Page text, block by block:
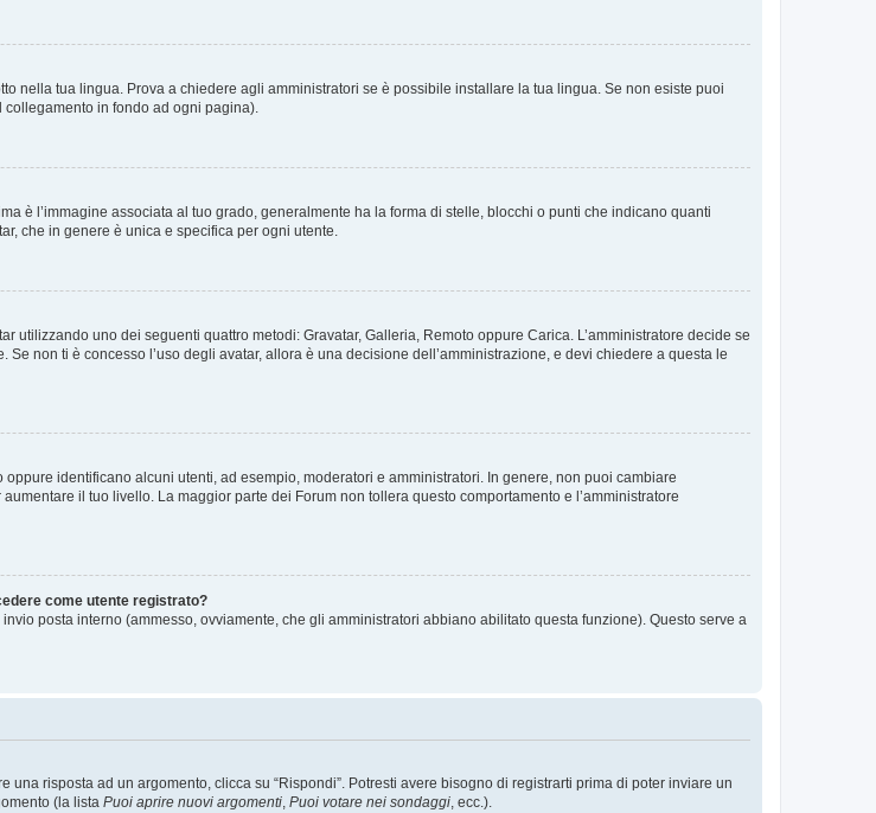
nella tua lingua. Prova a chiedere agli amministratori se è possibile installare la tua lingua. Se non esiste puoi
in fondo ad ogni pagina).
è l’immagine associata al tuo grado, generalmente ha la forma di stelle, blocchi o punti che indicano quanti
che in genere è unica e specifica per ogni utente.
utilizzando uno dei seguenti quattro metodi: Gravatar, Galleria, Remoto oppure Carica. L’amministratore decide se
non ti è concesso l’uso degli avatar, allora è una decisione dell’amministrazione, e devi chiedere a questa le
identificano alcuni utenti, ad esempio, moderatori e amministratori. In genere, non puoi cambiare
il tuo livello. La maggior parte dei Forum non tollera questo comportamento e l’amministratore
come utente registrato?
posta interno (ammesso, ovviamente, che gli amministratori abbiano abilitato questa funzione). Questo serve a
risposta ad un argomento, clicca su “Rispondi”. Potresti avere bisogno di registrarti prima di poter inviare un
(la lista Puoi aprire nuovi argomenti Puoi votare nei sondaggi , ecc.).